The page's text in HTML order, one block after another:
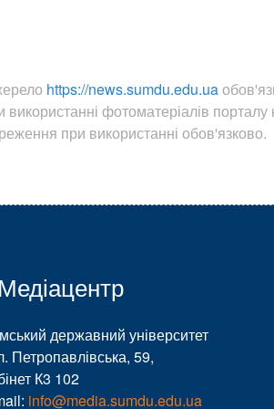
https://news.sumdu.edu.ua
використанні фотоматеріалів
при використанні обов'язково.
Медіацентр
державний університет
Петропавлівська, 59,
К3 102
info@media.sumdu.edu.ua